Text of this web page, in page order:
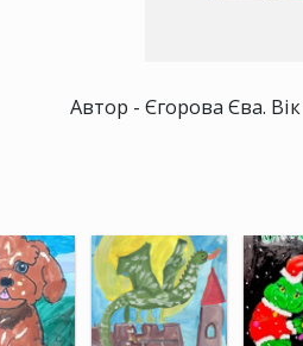
Автор - Єгорова Єва.